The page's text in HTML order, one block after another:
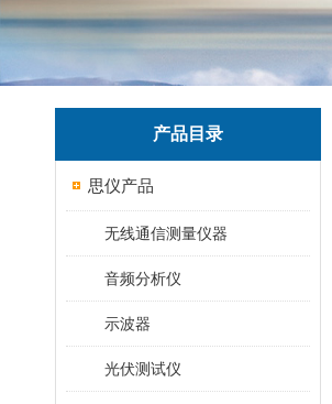
产品目录
思仪产品
无线通信测量仪器
音频分析仪
示波器
光伏测试仪